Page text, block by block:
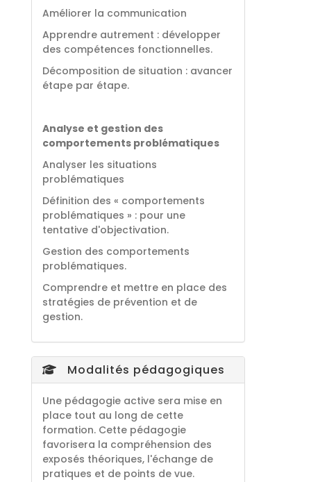
Améliorer la communication
Apprendre autrement : développer
des compétences fonctionnelles.
Décomposition de situation : avancer
étape par étape.
Analyse et gestion des
comportements problématiques
Analyser les situations
problématiques
Définition des « comportements
problématiques » : pour une
tentative d'objectivation.
Gestion des comportements
problématiques.
Comprendre et mettre en place des
stratégies de prévention et de
gestion.
Modalités pédagogiques
Une pédagogie active sera mise en
place tout au long de cette
formation. Cette pédagogie
favorisera la compréhension des
exposés théoriques, l'échange de
pratiques et de points de vue.